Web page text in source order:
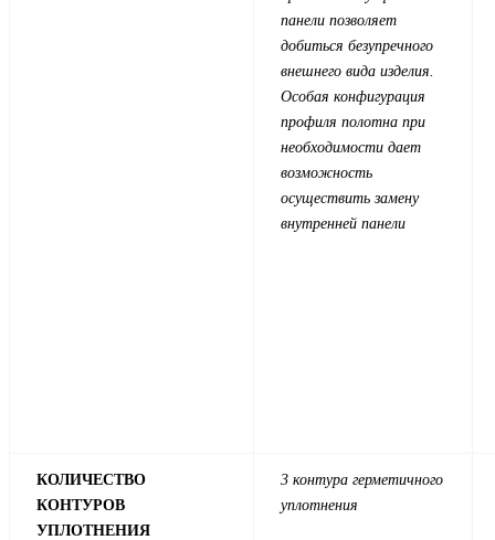
панели позволяет
добиться безупречного
внешнего вида изделия.
Особая конфигурация
профиля полотна при
необходимости дает
возможность
осуществить замену
внутренней панели
КОЛИЧЕСТВО
КОНТУРОВ
УПЛОТНЕНИЯ
3 контура герметичного
уплотнения